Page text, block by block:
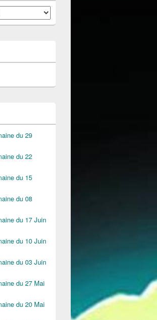
2023 !!!
du 29
du 22
du 15
du 08
du 17 Juin
du 10 Juin
du 03 Juin
du 27 Mai
du 20 Mai